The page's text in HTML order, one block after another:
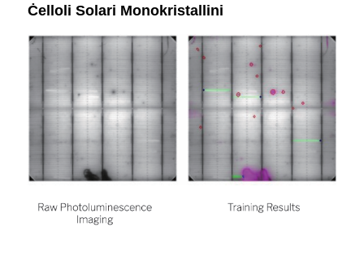
Ċelloli Solari Monokristallini